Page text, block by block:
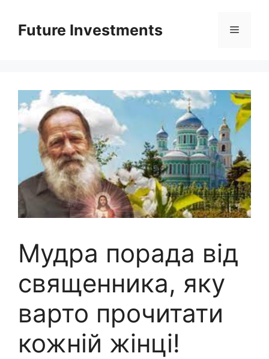
вмістуFuture Investments Меню
Мудра порада від
священника, яку
варто прочитати
кожній жінці!